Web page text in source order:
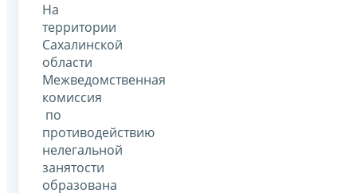
На
территории
Сахалинской
области
Межведомственная
комиссия
по
противодействию
нелегальной
занятости
образована